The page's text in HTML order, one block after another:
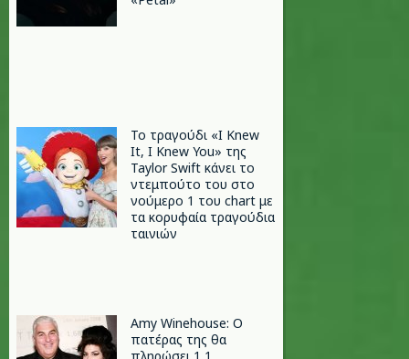
Το τραγούδι «I Knew
It, I Knew You» της
Taylor Swift κάνει το
ντεμπούτο του στο
νούμερο 1 του chart με
τα κορυφαία τραγούδια
ταινιών
Amy Winehouse: Ο
πατέρας της θα